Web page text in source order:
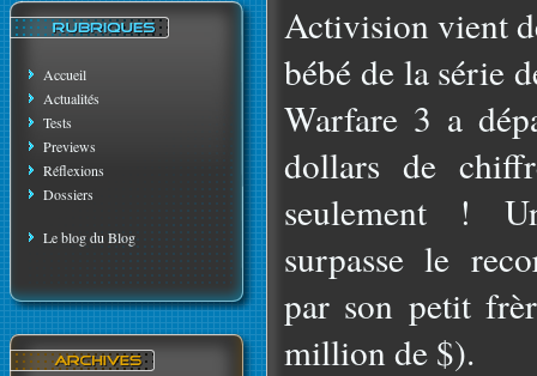
Accueil
Actualités
Tests
Previews
Réflexions
Dossiers
Le blog du Blog
Activision vient
bébé de la série
Warfare 3 a
dollars de
seulement !
surpasse le
par son petit
million de $).